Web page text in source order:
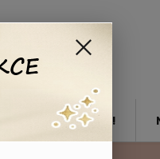
Hledat
ve světě Mossilo!